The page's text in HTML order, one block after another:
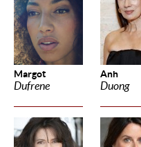
Margot
Dufrene
Anh
Duong